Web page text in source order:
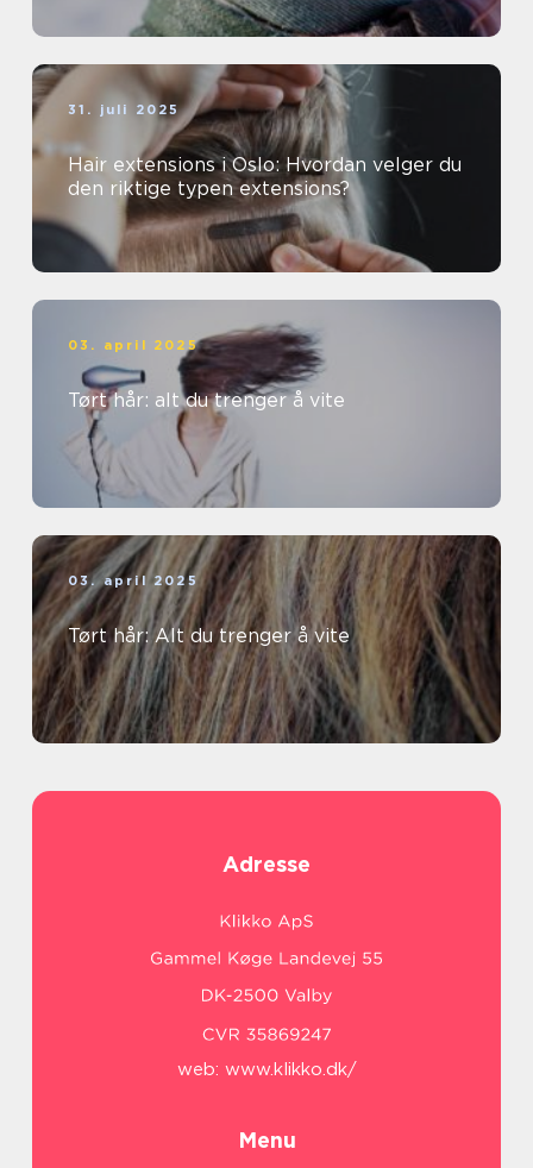
31. juli 2025
Hair extensions i Oslo: Hvordan velger du
den riktige typen extensions?
03. april 2025
Tørt hår: alt du trenger å vite
03. april 2025
Tørt hår: Alt du trenger å vite
Adresse
web: www.klikko.dk/
Menu